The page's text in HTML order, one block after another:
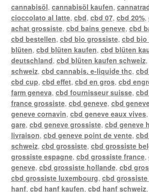
cannabisöl, cannabisöl kaufen,
cioccolato al latte, cbd, cbd 07, cbd 20%,
achat grossiste, cbd bains geneve, cbd
cbd bestellen, cbd bio grossiste, cbd bio
blüten, cbd blüten kaufen, cbd blüten
deutschland, cbd blüten kaufen schweiz,
schweiz, cbd cannabis. e-liquide thc,
cbd cup, cbd effet, cbd en gros, cbd
farm geneva, cbd fournisseur suisse,
france grossiste, cbd geneve, cbd
geneve cornavin, cbd geneve eaux vives,
gare, cbd geneve grossiste, cbd geneve
livraison, cbd geneve point de vente,
schweiz, cbd grossiste, cbd grossiste
grossiste espagne, cbd grossiste france,
geneve, cbd grossiste hollande, cbd
cbd grossiste luxembourg, cbd
hanf, cbd hanf kaufen, cbd hanf schweiz,